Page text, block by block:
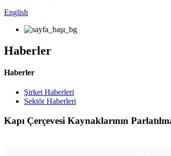
English
Haberler
Haberler
Şirket Haberleri
Sektör Haberleri
Kapı Çerçevesi Kaynaklarının